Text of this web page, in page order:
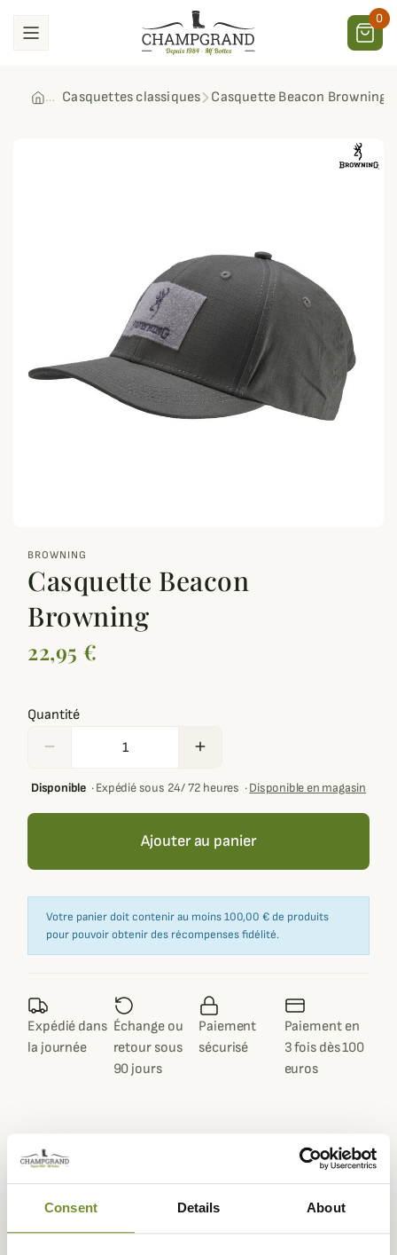
Consent Details About
0
Casquettes classiques Casquette Beacon Browning
BROWNING
Casquette Beacon
Browning
22,95 €
Quantité
remove add
Disponible·Expédié sous 24/ 72 heures ·Disponible en magasin
Ajouter au panier
Votre panier doit contenir au moins 100,00 € de produits
pour pouvoir obtenir des récompenses fidélité.
Expédié dans
la journée
Échange ou
retour sous
90 jours
Paiement
sécurisé
Paiement en
3 fois dès 100
euros
Description